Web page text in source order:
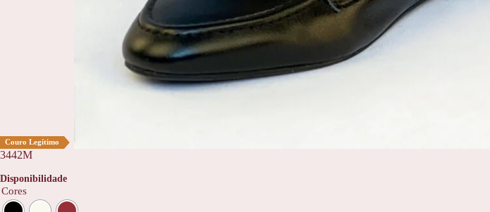
Couro Legítimo
3442M
Disponibilidade
Cores